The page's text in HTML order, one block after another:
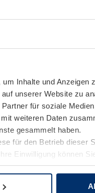
Inhalte und Anzeigen
unserer Website zu
für soziale
weiteren Daten
gesammelt haben.
für den Betrieb dieser
Einwilligung können
ändern oder widerrufen.
bei.
und die